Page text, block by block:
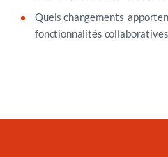
Quels changements
fonctionnalités collaboratives